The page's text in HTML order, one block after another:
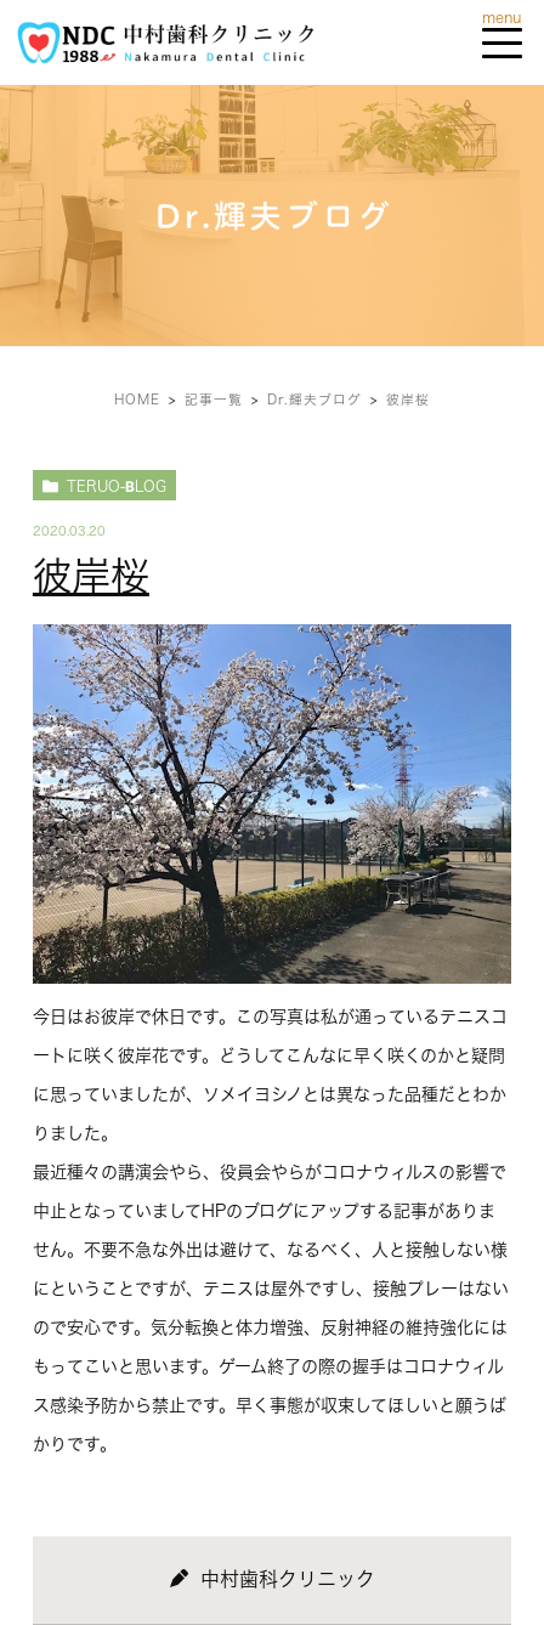
Dr.輝夫ブログ
HOME 記事一覧 Dr.輝夫ブログ 彼岸桜
TERUO-BLOG
2020.03.20
彼岸桜
今日はお彼岸で休日です。この写真は私が通っているテニスコ
ートに咲く彼岸花です。どうしてこんなに早く咲くのかと疑問
に思っていましたが、ソメイヨシノとは異なった品種だとわか
りました。
最近種々の講演会やら、役員会やらがコロナウィルスの影響で
中止となっていましてHPのブログにアップする記事がありま
せん。不要不急な外出は避けて、なるべく、人と接触しない様
にということですが、テニスは屋外ですし、接触プレーはない
ので安心です。気分転換と体力増強、反射神経の維持強化には
もってこいと思います。ゲーム終了の際の握手はコロナウィル
ス感染予防から禁止です。早く事態が収束してほしいと願うば
かりです。
中村歯科クリニック